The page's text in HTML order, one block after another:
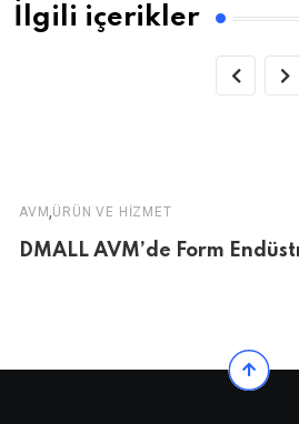
İlgili içerikler
AVM,ÜRÜN VE HIZMET
DMALL AVM’de Form